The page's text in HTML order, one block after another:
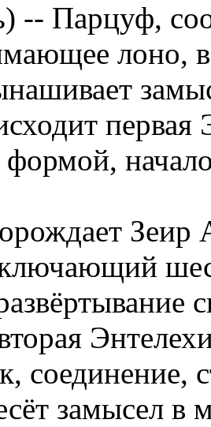
-- Парцуф,
лоно,
первая
формой,
соединение,
замысел в